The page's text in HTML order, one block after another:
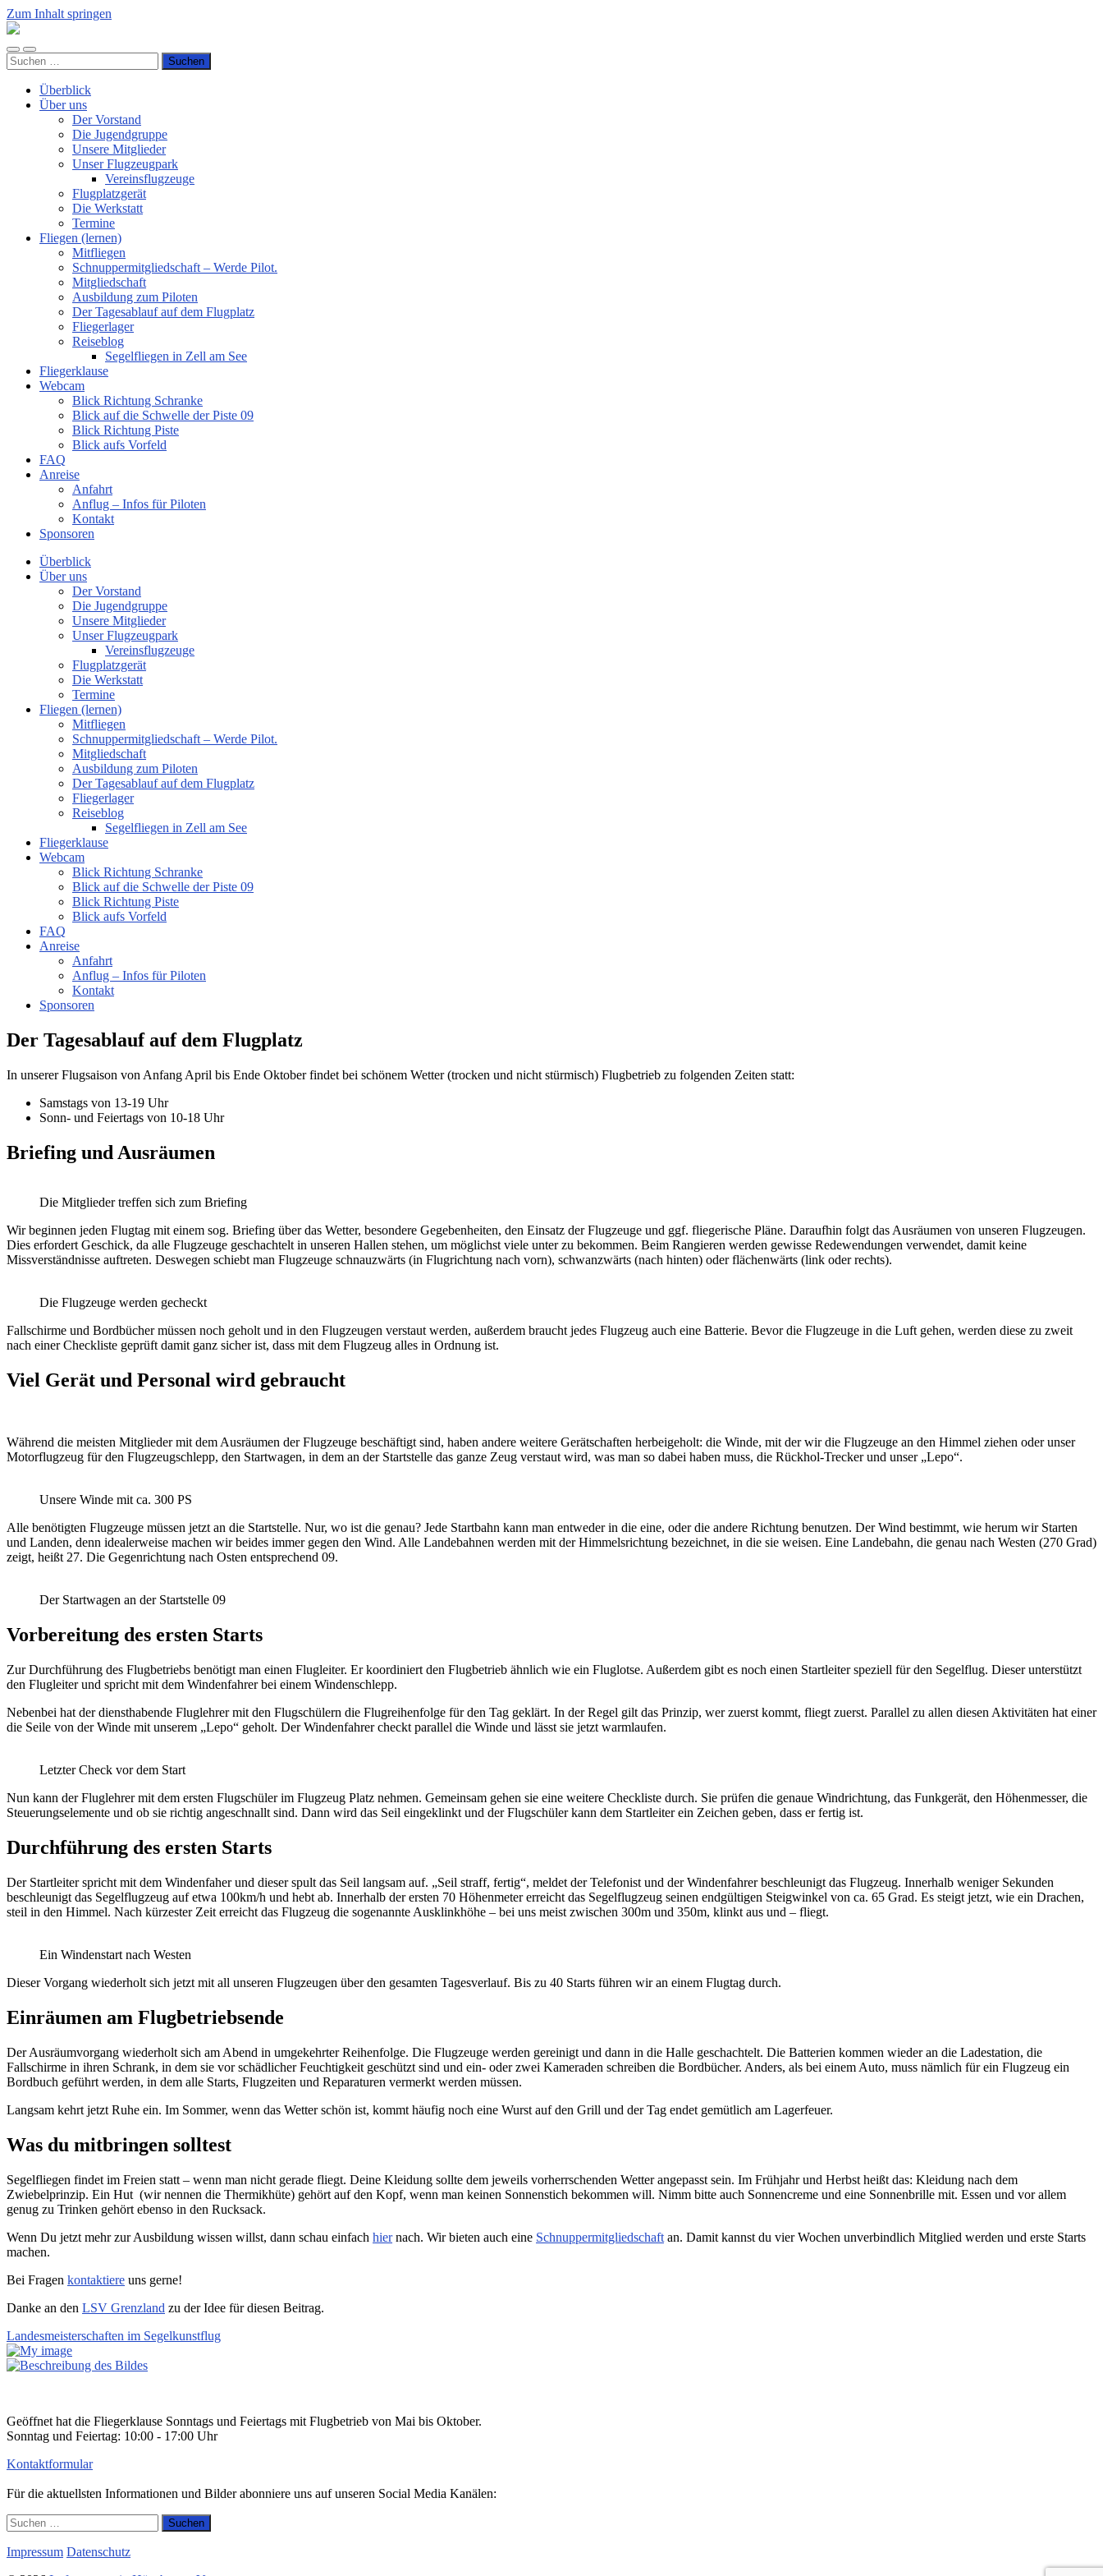
Zum Inhalt springen
Luftsportverein
e.V.
Mobile-
Menü
Suchfeld
ein-/ausblenden
Suchen
nach:
Überblick
Über uns
Der Vorstand
Die Jugendgruppe
Unsere Mitglieder
Unser Flugzeugpark
Vereinsflugzeuge
Flugplatzgerät
Die Werkstatt
Termine
Fliegen (lernen)
Mitfliegen
Schnuppermitgliedschaft – Werde Pilot.
Mitgliedschaft
Ausbildung zum Piloten
Der Tagesablauf auf dem Flugplatz
Fliegerlager
Reiseblog
Segelfliegen in Zell am See
Fliegerklause
Webcam
Blick Richtung Schranke
Blick auf die Schwelle der Piste 09
Blick Richtung Piste
Blick aufs Vorfeld
FAQ
Anreise
Anfahrt
Anflug – Infos für Piloten
Kontakt
Sponsoren
Überblick
Über uns
Der Vorstand
Die Jugendgruppe
Unsere Mitglieder
Unser Flugzeugpark
Vereinsflugzeuge
Flugplatzgerät
Die Werkstatt
Termine
Fliegen (lernen)
Mitfliegen
Schnuppermitgliedschaft – Werde Pilot.
Mitgliedschaft
Ausbildung zum Piloten
Der Tagesablauf auf dem Flugplatz
Fliegerlager
Reiseblog
Segelfliegen in Zell am See
Fliegerklause
Webcam
Blick Richtung Schranke
Blick auf die Schwelle der Piste 09
Blick Richtung Piste
Blick aufs Vorfeld
FAQ
Anreise
Anfahrt
Anflug – Infos für Piloten
Kontakt
Sponsoren
Der Tagesablauf auf dem Flugplatz
In unserer Flugsaison von Anfang April bis Ende Oktober findet bei schönem Wetter (trocken und nicht stürmisch) Flugbetrieb zu folgenden Zeiten statt:
Samstags von 13-19 Uhr
Sonn- und Feiertags von 10-18 Uhr
Briefing und Ausräumen
Die Mitglieder treffen sich zum Briefing
Wir beginnen jeden Flugtag mit einem sog. Briefing über das Wetter, besondere Gegebenheiten, den Einsatz der Flugzeuge und ggf. fliegerische Pläne. Daraufhin folgt das Ausräumen von unseren Flugzeugen.
Dies erfordert Geschick, da alle Flugzeuge geschachtelt in unseren Hallen stehen, um möglichst viele unter zu bekommen. Beim Rangieren werden gewisse Redewendungen verwendet, damit keine
Missverständnisse auftreten. Deswegen schiebt man Flugzeuge schnauzwärts (in Flugrichtung nach vorn), schwanzwärts (nach hinten) oder flächenwärts (link oder rechts).
Die Flugzeuge werden gecheckt
Fallschirme und Bordbücher müssen noch geholt und in den Flugzeugen verstaut werden, außerdem braucht jedes Flugzeug auch eine Batterie. Bevor die Flugzeuge in die Luft gehen, werden diese zu zweit
nach einer Checkliste geprüft damit ganz sicher ist, dass mit dem Flugzeug alles in Ordnung ist.
Viel Gerät und Personal wird gebraucht
Während die meisten Mitglieder mit dem Ausräumen der Flugzeuge beschäftigt sind, haben andere weitere Gerätschaften herbeigeholt: die Winde, mit der wir die Flugzeuge an den Himmel ziehen oder unser
Motorflugzeug für den Flugzeugschlepp, den Startwagen, in dem an der Startstelle das ganze Zeug verstaut wird, was man so dabei haben muss, die Rückhol-Trecker und unser „Lepo“.
Unsere Winde mit ca. 300 PS
Alle benötigten Flugzeuge müssen jetzt an die Startstelle. Nur, wo ist die genau? Jede Startbahn kann man entweder in die eine, oder die andere Richtung benutzen. Der Wind bestimmt, wie herum wir Starten
und Landen, denn idealerweise machen wir beides immer gegen den Wind. Alle Landebahnen werden mit der Himmelsrichtung bezeichnet, in die sie weisen. Eine Landebahn, die genau nach Westen (270 Grad)
zeigt, heißt 27. Die Gegenrichtung nach Osten entsprechend 09.
Der Startwagen an der Startstelle 09
Vorbereitung des ersten Starts
Zur Durchführung des Flugbetriebs benötigt man einen Flugleiter. Er koordiniert den Flugbetrieb ähnlich wie ein Fluglotse. Außerdem gibt es noch einen Startleiter speziell für den Segelflug. Dieser unterstützt
den Flugleiter und spricht mit dem Windenfahrer bei einem Windenschlepp.
Nebenbei hat der diensthabende Fluglehrer mit den Flugschülern die Flugreihenfolge für den Tag geklärt. In der Regel gilt das Prinzip, wer zuerst kommt, fliegt zuerst. Parallel zu allen diesen Aktivitäten hat einer
die Seile von der Winde mit unserem „Lepo“ geholt. Der Windenfahrer checkt parallel die Winde und lässt sie jetzt warmlaufen.
Letzter Check vor dem Start
Nun kann der Fluglehrer mit dem ersten Flugschüler im Flugzeug Platz nehmen. Gemeinsam gehen sie eine weitere Checkliste durch. Sie prüfen die genaue Windrichtung, das Funkgerät, den Höhenmesser, die
Steuerungselemente und ob sie richtig angeschnallt sind. Dann wird das Seil eingeklinkt und der Flugschüler kann dem Startleiter ein Zeichen geben, dass er fertig ist.
Durchführung des ersten Starts
Der Startleiter spricht mit dem Windenfaher und dieser spult das Seil langsam auf. „Seil straff, fertig“, meldet der Telefonist und der Windenfahrer beschleunigt das Flugzeug. Innerhalb weniger Sekunden
beschleunigt das Segelflugzeug auf etwa 100km/h und hebt ab. Innerhalb der ersten 70 Höhenmeter erreicht das Segelflugzeug seinen endgültigen Steigwinkel von ca. 65 Grad. Es steigt jetzt, wie ein Drachen,
steil in den Himmel. Nach kürzester Zeit erreicht das Flugzeug die sogenannte Ausklinkhöhe – bei uns meist zwischen 300m und 350m, klinkt aus und – fliegt.
Ein Windenstart nach Westen
Dieser Vorgang wiederholt sich jetzt mit all unseren Flugzeugen über den gesamten Tagesverlauf. Bis zu 40 Starts führen wir an einem Flugtag durch.
Einräumen am Flugbetriebsende
Der Ausräumvorgang wiederholt sich am Abend in umgekehrter Reihenfolge. Die Flugzeuge werden gereinigt und dann in die Halle geschachtelt. Die Batterien kommen wieder an die Ladestation, die
Fallschirme in ihren Schrank, in dem sie vor schädlicher Feuchtigkeit geschützt sind und ein- oder zwei Kameraden schreiben die Bordbücher. Anders, als bei einem Auto, muss nämlich für ein Flugzeug ein
Bordbuch geführt werden, in dem alle Starts, Flugzeiten und Reparaturen vermerkt werden müssen.
Langsam kehrt jetzt Ruhe ein. Im Sommer, wenn das Wetter schön ist, kommt häufig noch eine Wurst auf den Grill und der Tag endet gemütlich am Lagerfeuer.
Was du mitbringen solltest
Segelfliegen findet im Freien statt – wenn man nicht gerade fliegt. Deine Kleidung sollte dem jeweils vorherrschenden Wetter angepasst sein. Im Frühjahr und Herbst heißt das: Kleidung nach dem
Zwiebelprinzip. Ein Hut (wir nennen die Thermikhüte) gehört auf den Kopf, wenn man keinen Sonnenstich bekommen will. Nimm bitte auch Sonnencreme und eine Sonnenbrille mit. Essen und vor allem
genug zu Trinken gehört ebenso in den Rucksack.
Wenn Du jetzt mehr zur Ausbildung wissen willst, dann schau einfach hiernach. Wir bieten auch eine Schnuppermitgliedschaft an. Damit kannst du vier Wochen unverbindlich Mitglied werden und erste Starts
machen.
Bei Fragen kontaktiere uns gerne!
Danke an den LSV Grenzland zu der Idee für diesen Beitrag.
Landesmeisterschaften im Segelkunstflug
Geöffnet hat die Fliegerklause Sonntags und Feiertags mit Flugbetrieb von Mai bis Oktober.
Sonntag und Feiertag: 10:00 - 17:00 Uhr
Kontaktformular
Für die aktuellsten Informationen und Bilder abonniere uns auf unseren Social Media Kanälen:
Suchen
nach:
Impressum Datenschutz